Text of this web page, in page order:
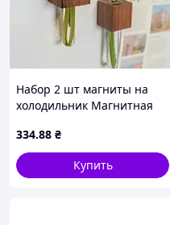
Набор 2 шт магниты на
холодильник Магнитная
334.88 ₴
Купить